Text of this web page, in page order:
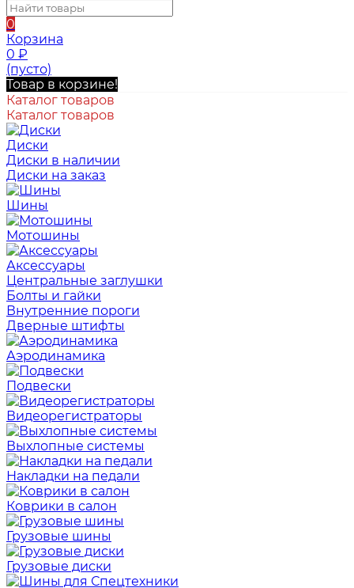
0
Корзина
0 ₽
(пусто)
Товар в корзине!
Каталог товаров
Каталог товаров
Диски
Диски в наличии
Диски на заказ
Шины
Мотошины
Аксессуары
Центральные заглушки
Болты и гайки
Внутренние пороги
Дверные штифты
Аэродинамика
Подвески
Видеорегистраторы
Выхлопные системы
Накладки на педали
Коврики в салон
Грузовые шины
Грузовые диски